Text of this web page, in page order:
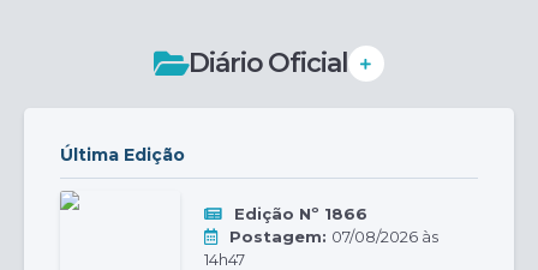
Diário Oficial
Última Edição
Edição Nº 1866
Postagem: 07/08/2026 às
14h47